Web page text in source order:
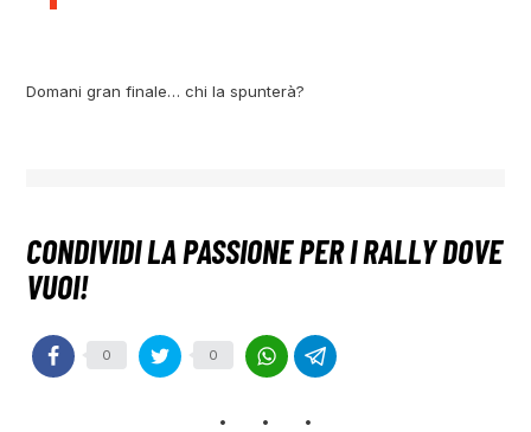
Domani gran finale… chi la spunterà?
0 0